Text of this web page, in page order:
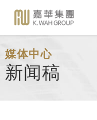
媒体中心
新闻稿